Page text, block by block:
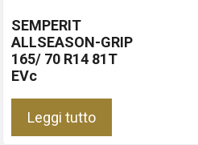
SEMPERIT
ALLSEASON-GRIP
165/ 70 R14 81T
EVc
Leggi tutto